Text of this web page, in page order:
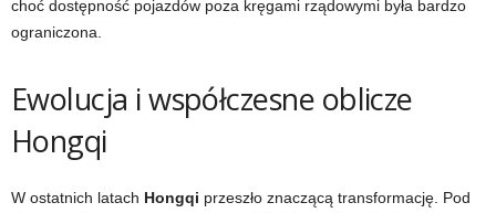
choć dostępność pojazdów poza kręgami rządowymi była bardzo
ograniczona.
Ewolucja i współczesne oblicze
Hongqi
W ostatnich latach Hongqi przeszło znaczącą transformację. Pod